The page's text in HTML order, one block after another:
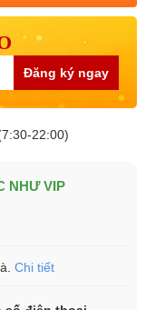
Đăng ký ngay
22:00)
NHƯ VIP
Chi tiết